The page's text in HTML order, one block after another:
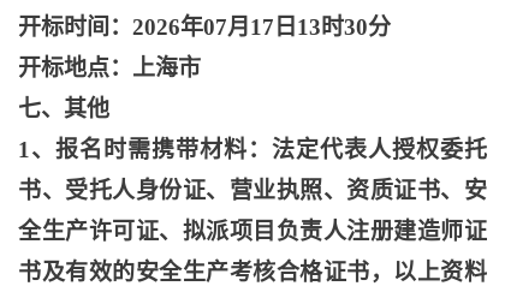
开标时间： 2026年07月17日13时30分
开标地点：上海市
七、其他
1、报名时需携带材料：法定代表人授权委托
书、受托人身份证、营业执照、资质证书、安
全生产许可证、拟派项目负责人注册建造师证
书及有效的安全生产考核合格证书，以上资料